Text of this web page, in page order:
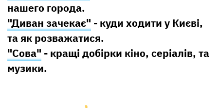
нашего города.
"Диван зачекає" - куди ходити у Києві,
та як розважатися.
"Сова" - кращі добірки кіно, серіалів, та
музики.